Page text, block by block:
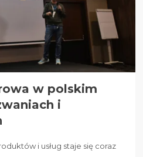
w polskim
i
i usług staje się coraz